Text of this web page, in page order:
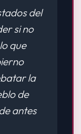
del
si no
que
la
de
antes